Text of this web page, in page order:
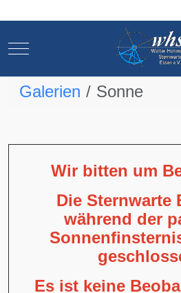
Mobile Menu Toggle
Galerien Sonne
Wir bitten um
Die Sternwarte
während der
Es ist keine